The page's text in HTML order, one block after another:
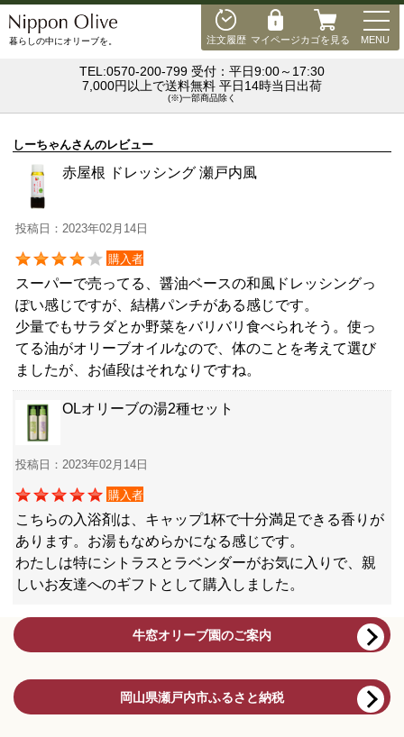
注文履歴 マイページカゴを見る MENU
暮らしの中にオリーブを。
TEL:0570-200-799 受付：平日9:00～17:30
7,000円以上で送料無料 平日14時当日出荷
(※)一部商品除く
しーちゃんさんのレビュー
赤屋根 ドレッシング 瀬戸内風
投稿日：2023年02月14日
購入者
スーパーで売ってる、醤油ベースの和風ドレッシングっ
ぽい感じですが、結構パンチがある感じです。
少量でもサラダとか野菜をバリバリ食べられそう。使っ
てる油がオリーブオイルなので、体のことを考えて選び
ましたが、お値段はそれなりですね。
OLオリーブの湯2種セット
投稿日：2023年02月14日
購入者
こちらの入浴剤は、キャップ1杯で十分満足できる香りが
あります。お湯もなめらかになる感じです。
わたしは特にシトラスとラベンダーがお気に入りで、親
しいお友達へのギフトとして購入しました。
牛窓オリーブ園のご案内
岡山県瀬戸内市ふるさと納税